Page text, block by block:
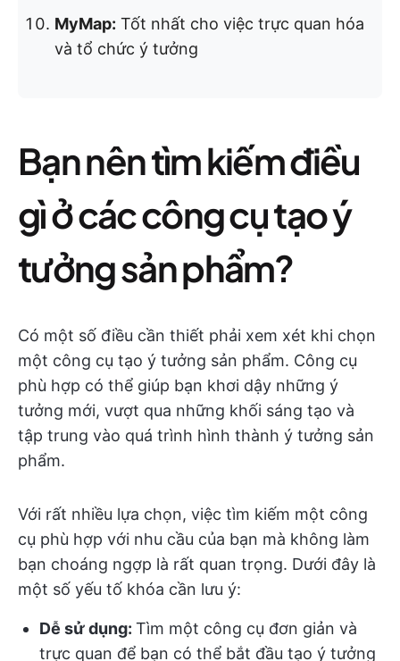
MyMap: Tốt nhất cho việc trực quan hóa
và tổ chức ý tưởng
Bạn nên tìm kiếm điều
gì ở các công cụ tạo ý
tưởng sản phẩm?
Có một số điều cần thiết phải xem xét khi chọn
một công cụ tạo ý tưởng sản phẩm. Công cụ
phù hợp có thể giúp bạn khơi dậy những ý
tưởng mới, vượt qua những khối sáng tạo và
tập trung vào quá trình hình thành ý tưởng sản
phẩm.
Với rất nhiều lựa chọn, việc tìm kiếm một công
cụ phù hợp với nhu cầu của bạn mà không làm
bạn choáng ngợp là rất quan trọng. Dưới đây là
một số yếu tố khóa cần lưu ý:
Dễ sử dụng: Tìm một công cụ đơn giản và
trực quan để bạn có thể bắt đầu tạo ý tưởng